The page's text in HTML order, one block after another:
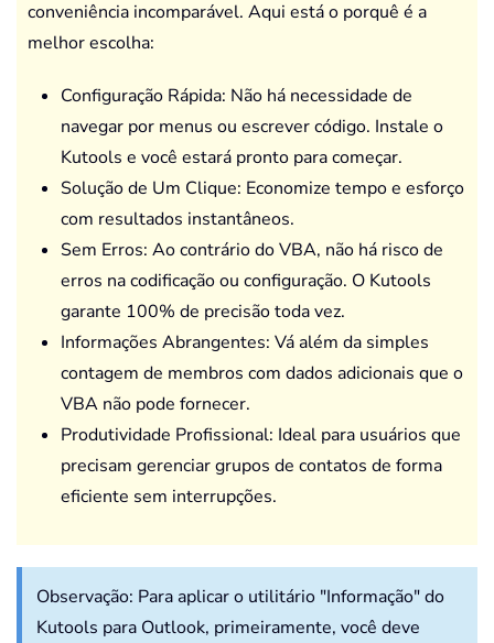
conveniência incomparável. Aqui está o porquê é a
melhor escolha:
Configuração Rápida: Não há necessidade de
navegar por menus ou escrever código. Instale o
Kutools e você estará pronto para começar.
Solução de Um Clique: Economize tempo e esforço
com resultados instantâneos.
Sem Erros: Ao contrário do VBA, não há risco de
erros na codificação ou configuração. O Kutools
garante 100% de precisão toda vez.
Informações Abrangentes: Vá além da simples
contagem de membros com dados adicionais que o
VBA não pode fornecer.
Produtividade Profissional: Ideal para usuários que
precisam gerenciar grupos de contatos de forma
eficiente sem interrupções.
Observação: Para aplicar o utilitário "Informação" do
Kutools para Outlook, primeiramente, você deve